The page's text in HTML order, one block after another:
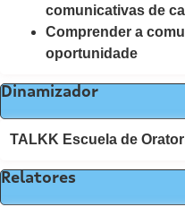
comunicativas de
Comprender a
oportunidade
Dinamizador
TALKK Escuela de
Relatores